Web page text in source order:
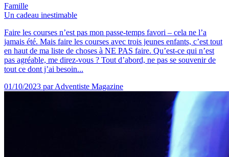
Famille
Un cadeau inestimable
Faire les courses n’est pas mon passe-temps favori – cela ne l’a
jamais été. Mais faire les courses avec trois jeunes enfants, c’est tout
en haut de ma liste de choses à NE PAS faire. Qu’est-ce qui n’est
pas agréable, me direz-vous ? Tout d’abord, ne pas se souvenir de
tout ce dont j’ai besoin...
01/10/2023 par Adventiste Magazine